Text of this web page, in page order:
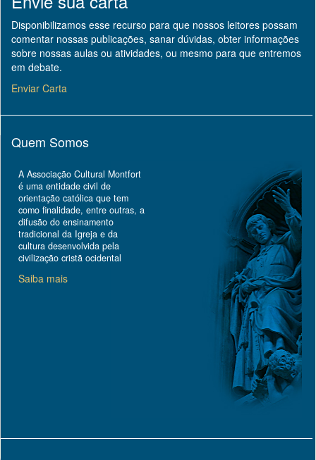
Disponibilizamos esse recurso para que nossos leitores possam
comentar nossas publicações, sanar dúvidas, obter informações
sobre nossas aulas ou atividades, ou mesmo para que entremos
em debate.
Enviar Carta
Quem Somos
A Associação Cultural Montfort
é uma entidade civil de
orientação católica que tem
como finalidade, entre outras, a
difusão do ensinamento
tradicional da Igreja e da
cultura desenvolvida pela
civilização cristã ocidental
Saiba mais